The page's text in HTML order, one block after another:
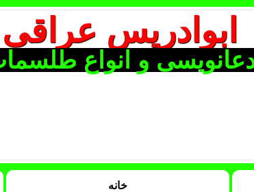
ابوادریس عراقی
و انواع
خانه